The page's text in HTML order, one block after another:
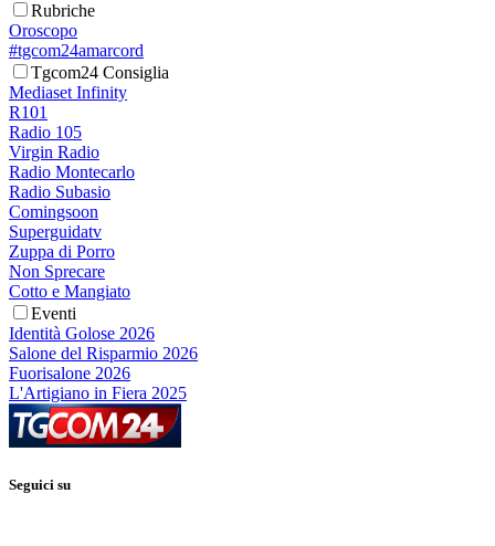
Rubriche
Oroscopo
#tgcom24amarcord
Tgcom24 Consiglia
Mediaset Infinity
R101
Radio 105
Virgin Radio
Radio Montecarlo
Radio Subasio
Comingsoon
Superguidatv
Zuppa di Porro
Non Sprecare
Cotto e Mangiato
Eventi
Identità Golose 2026
Salone del Risparmio 2026
Fuorisalone 2026
L'Artigiano in Fiera 2025
Seguici su